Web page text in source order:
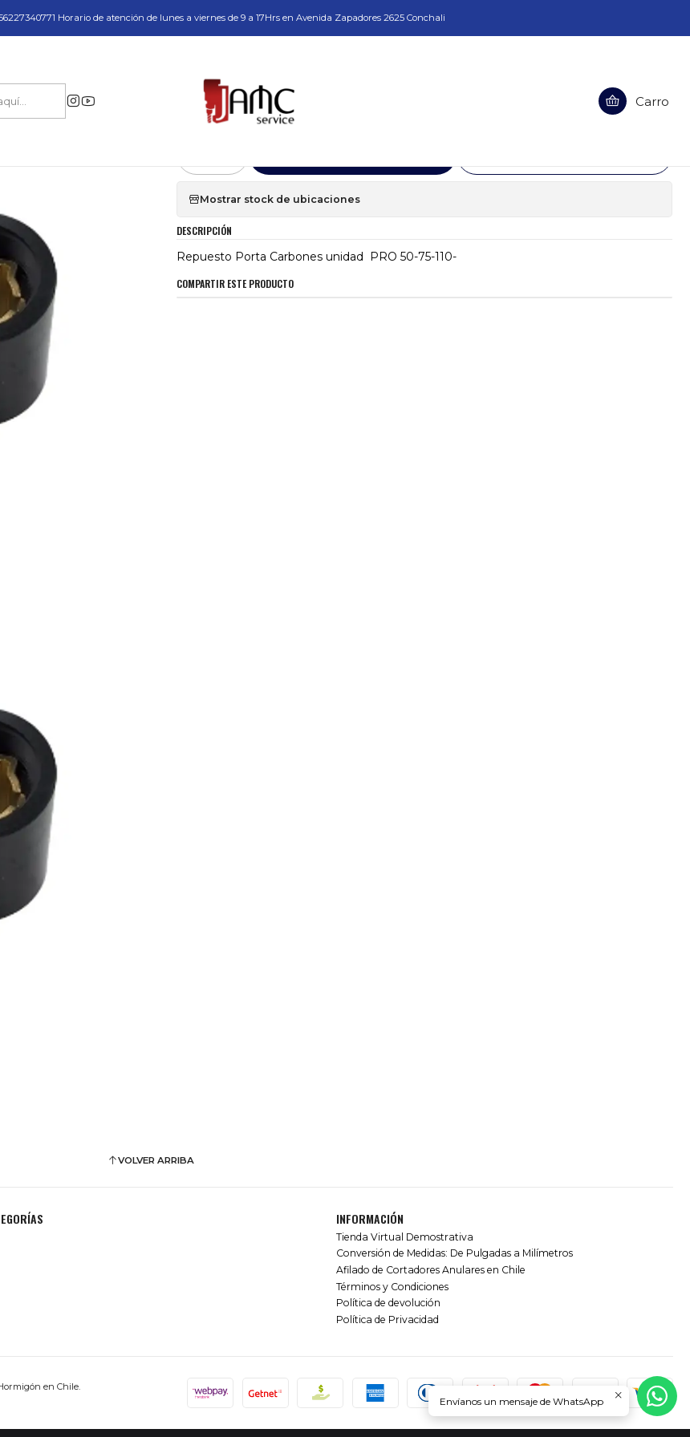
Técnico
Carro
Horario de atención de lunes a viernes de 9 a 17Hrs en Avenida Zapadores 2625 Conchali
Repuesto Porta Carbones unidad PRO 50-75-110-
Mostrar stock de ubicaciones
DESCRIPCIÓN
Repuesto Porta Carbones unidad PRO 50-75-110-
COMPARTIR ESTE PRODUCTO
VOLVER ARRIBA
INFORMACIÓN
Tienda Virtual Demostrativa
Conversión de Medidas: De Pulgadas a Milímetros
Afilado de Cortadores Anulares en Chile
Términos y Condiciones
Política de devolución
Política de Privacidad
en Chile.
Envíanos un mensaje de WhatsApp